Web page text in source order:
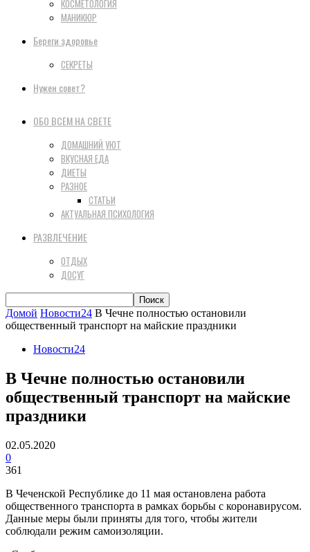
КОСМЕТОЛОГИЯ
МАНИКЮР
Береги здоровье
СЕКРЕТЫ
Нужен совет?
ОБО ВСЕМ НА СВЕТЕ
ДОМАШНИЙ УЮТ
ВКУСНАЯ ЕДА
ДИЕТЫ
РАЗНОЕ
СТАТЬИ
АКТУАЛЬНАЯ ПСИХОЛОГИЯ
РАЗВЛЕЧЕНИЕ
ОТДЫХ
ДОСУГ
Домой Новости24 В Чечне полностью остановили
общественный транспорт на майские праздники
Новости24
В Чечне полностью остановили
общественный транспорт на майские
праздники
02.05.2020
0
361
В Чеченской Республике до 11 мая остановлена работа
общественного транспорта в рамках борьбы с коронавирусом.
Данные меры были приняты для того, чтобы жители
соблюдали режим самоизоляции.